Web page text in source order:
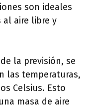
son ideales
al aire libre y
la previsión, se
las temperaturas,
Celsius. Esto
masa de aire